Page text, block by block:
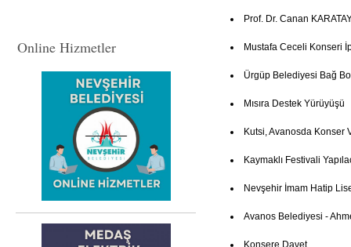
Online Hizmetler
Prof. Dr. Canan
Mustafa Ceceli Konseri
Ürgüp Belediyesi Bağ
Mısıra Destek Yürüyüşü
Kutsi, Avanosda Konser
Kaymaklı Festivali
Nevşehir İmam Hatip
Avanos Belediyesi -
Konsere Davet